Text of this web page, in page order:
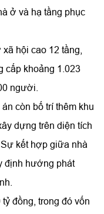
ở và hạ tầng phục
hội cao 12 tầng,
cấp khoảng 1.023
người.
còn bố trí thêm khu
dựng trên diện tích
kết hợp giữa nhà
định hướng phát
đồng, trong đó vốn